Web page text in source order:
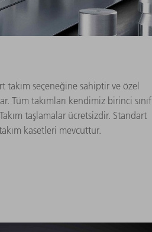
takım seçeneğine sahiptir ve özel
Tüm takımları kendimiz birinci sınıf
taşlamalar ücretsizdir. Standart
kasetleri mevcuttur.